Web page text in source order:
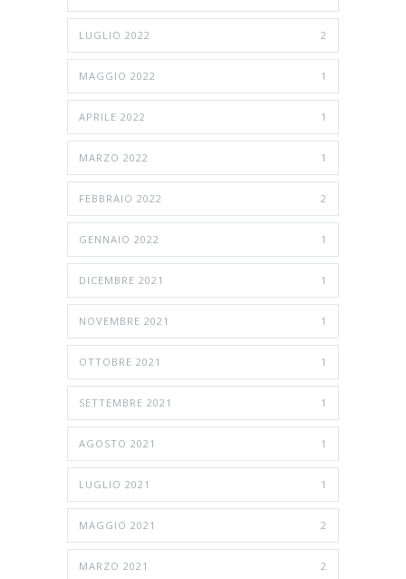
LUGLIO 2022 2
MAGGIO 2022 1
APRILE 2022 1
MARZO 2022 1
FEBBRAIO 2022 2
GENNAIO 2022 1
DICEMBRE 2021 1
NOVEMBRE 2021 1
OTTOBRE 2021 1
SETTEMBRE 2021 1
AGOSTO 2021 1
LUGLIO 2021 1
MAGGIO 2021 2
MARZO 2021 2